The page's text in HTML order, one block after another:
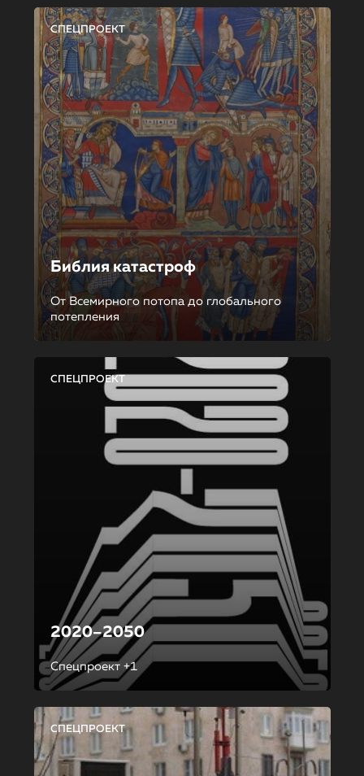
СПЕЦПРОЕКТ
Библия катастроф
От Всемирного потопа до глобального
потепления
СПЕЦПРОЕКТ
2020–2050
Спецпроект +1
СПЕЦПРОЕКТ